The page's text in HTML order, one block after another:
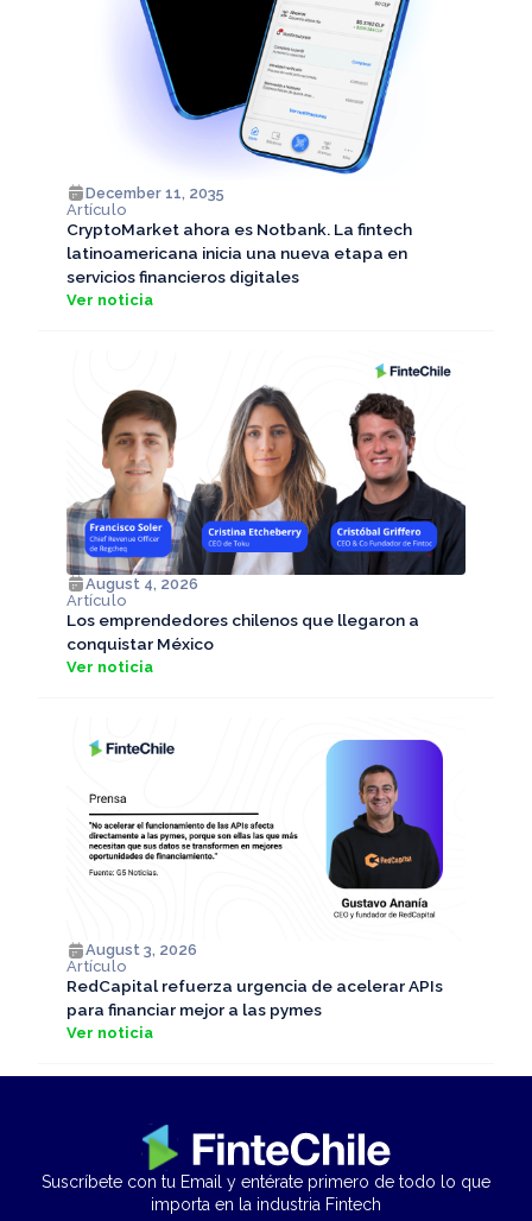
December 11, 2035
Artículo
CryptoMarket ahora es Notbank. La fintech
latinoamericana inicia una nueva etapa en
servicios financieros digitales
Ver noticia
August 4, 2026
Artículo
Los emprendedores chilenos que llegaron a
conquistar México
Ver noticia
August 3, 2026
Artículo
RedCapital refuerza urgencia de acelerar APIs
para financiar mejor a las pymes
Ver noticia
Suscríbete con tu Email y entérate primero de todo lo que
importa en la industria Fintech